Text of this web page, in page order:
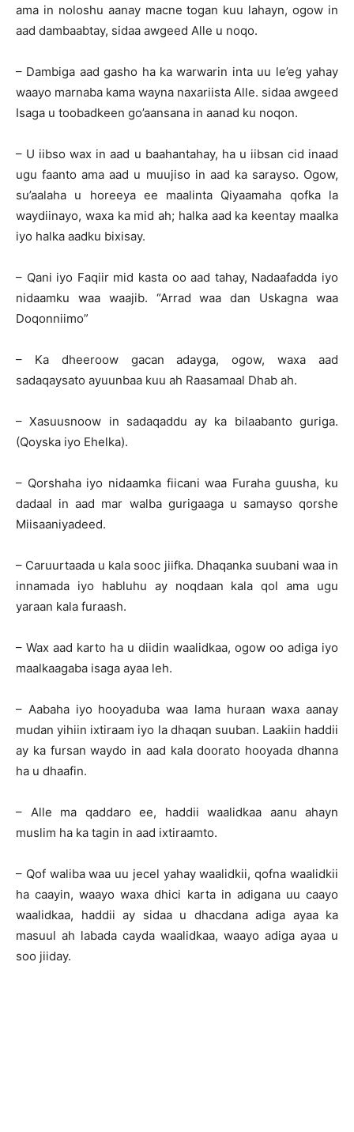
ama in noloshu aanay macne togan kuu lahayn, ogow in
aad dambaabtay, sidaa awgeed Alle u noqo.
– Dambiga aad gasho ha ka warwarin inta uu le’eg yahay
waayo marnaba kama wayna naxariista Alle. sidaa awgeed
Isaga u toobadkeen go’aansana in aanad ku noqon.
– U iibso wax in aad u baahantahay, ha u iibsan cid inaad
ugu faanto ama aad u muujiso in aad ka sarayso. Ogow,
su’aalaha u horeeya ee maalinta Qiyaamaha qofka la
waydiinayo, waxa ka mid ah; halka aad ka keentay maalka
iyo halka aadku bixisay.
– Qani iyo Faqiir mid kasta oo aad tahay, Nadaafadda iyo
nidaamku waa waajib. “Arrad waa dan Uskagna waa
Doqonniimo”
– Ka dheeroow gacan adayga, ogow, waxa aad
sadaqaysato ayuunbaa kuu ah Raasamaal Dhab ah.
– Xasuusnoow in sadaqaddu ay ka bilaabanto guriga.
(Qoyska iyo Ehelka).
– Qorshaha iyo nidaamka fiicani waa Furaha guusha, ku
dadaal in aad mar walba gurigaaga u samayso qorshe
Miisaaniyadeed.
– Caruurtaada u kala sooc jiifka. Dhaqanka suubani waa in
innamada iyo habluhu ay noqdaan kala qol ama ugu
yaraan kala furaash.
– Wax aad karto ha u diidin waalidkaa, ogow oo adiga iyo
maalkaagaba isaga ayaa leh.
– Aabaha iyo hooyaduba waa lama huraan waxa aanay
mudan yihiin ixtiraam iyo la dhaqan suuban. Laakiin haddii
ay ka fursan waydo in aad kala doorato hooyada dhanna
ha u dhaafin.
– Alle ma qaddaro ee, haddii waalidkaa aanu ahayn
muslim ha ka tagin in aad ixtiraamto.
– Qof waliba waa uu jecel yahay waalidkii, qofna waalidkii
ha caayin, waayo waxa dhici karta in adigana uu caayo
waalidkaa, haddii ay sidaa u dhacdana adiga ayaa ka
masuul ah labada cayda waalidkaa, waayo adiga ayaa u
soo jiiday.